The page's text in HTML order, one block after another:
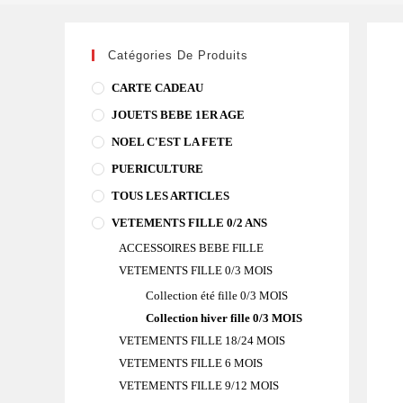
MOIS
P'TIT
BISOUS
Catégories De Produits
CARTE CADEAU
JOUETS BEBE 1ER AGE
NOEL C'EST LA FETE
PUERICULTURE
TOUS LES ARTICLES
VETEMENTS FILLE 0/2 ANS
ACCESSOIRES BEBE FILLE
VETEMENTS FILLE 0/3 MOIS
Collection été fille 0/3 MOIS
Collection hiver fille 0/3 MOIS
VETEMENTS FILLE 18/24 MOIS
VETEMENTS FILLE 6 MOIS
VETEMENTS FILLE 9/12 MOIS